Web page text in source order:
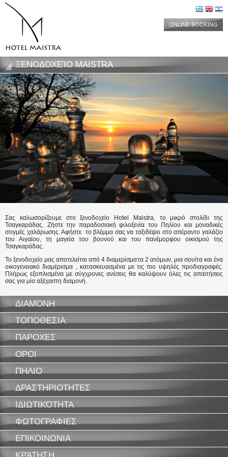
ONLINE BOOKING
ΞΕΝΟΔΟΧΕΊΟ MAISTRA
Σας καλωσορίζουμε στο ξενοδοχείο Hotel Maistra, το μικρό στολίδι της
Τσαγκαράδας. Ζήστε την παραδοσιακή φιλοξενία του Πηλίου και μοναδικές
στιγμές χαλάρωσης. Αφήστε το βλέμμα σας να ταξιδέψει στο απέραντο γαλάζιο
του Αιγαίου, τη μαγεία του βουνού και του πανέμορφου οικισμού της
Τσαγκαράδας.
Το ξενοδοχείο μας αποτελείται από 4 διαμερίσματα 2 ατόμων, μια σουίτα και ένα
οικογενειακό διαμέρισμα , κατασκευασμένα με τις πιο υψηλές προδιαγραφές.
Πλήρως εξοπλισμένα με σύγχρονες ανέσεις θα καλύψουν όλες τις απαιτήσεις
σας για μία αξέχαστη διαμονή.
ΔΙΑΜΟΝΗ
ΤΟΠΟΘΕΣΙΑ
ΠΑΡΟΧΕΣ
ΟΡΟΙ
ΠΗΛΙΟ
ΔΡΑΣΤΗΡΙΟΤΗΤΕΣ
ΙΔΙΩΤΙΚΌΤΗΤΑ
ΦΩΤΟΓΡΑΦΙΕΣ
ΕΠΙΚΟΙΝΩΝΙΑ